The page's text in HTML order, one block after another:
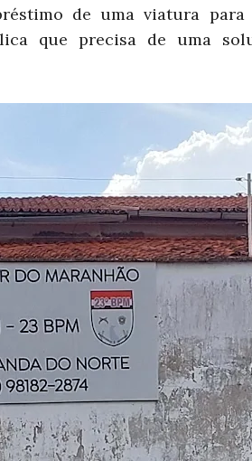
de uma viatura
que precisa de uma